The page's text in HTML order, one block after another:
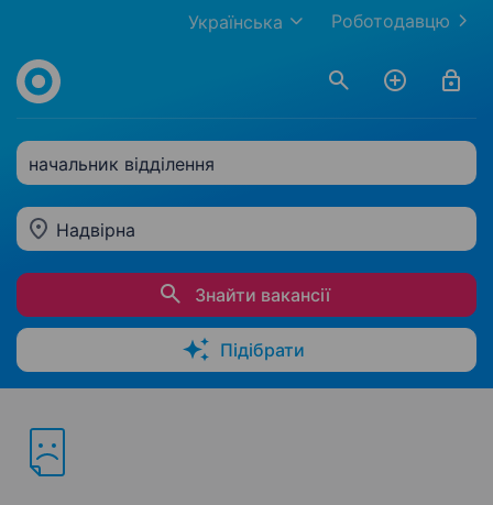
Роботодавцю
Українська
начальник відділення
Надвірна
Знайти вакансії
Підібрати